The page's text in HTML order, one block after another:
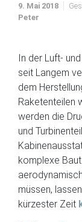
9. Mai 2018
Peter
In der Luft-
seit Langem
dem
Raketenteilen
werden die
und
komplexe
müssen,
kürzester Zeit